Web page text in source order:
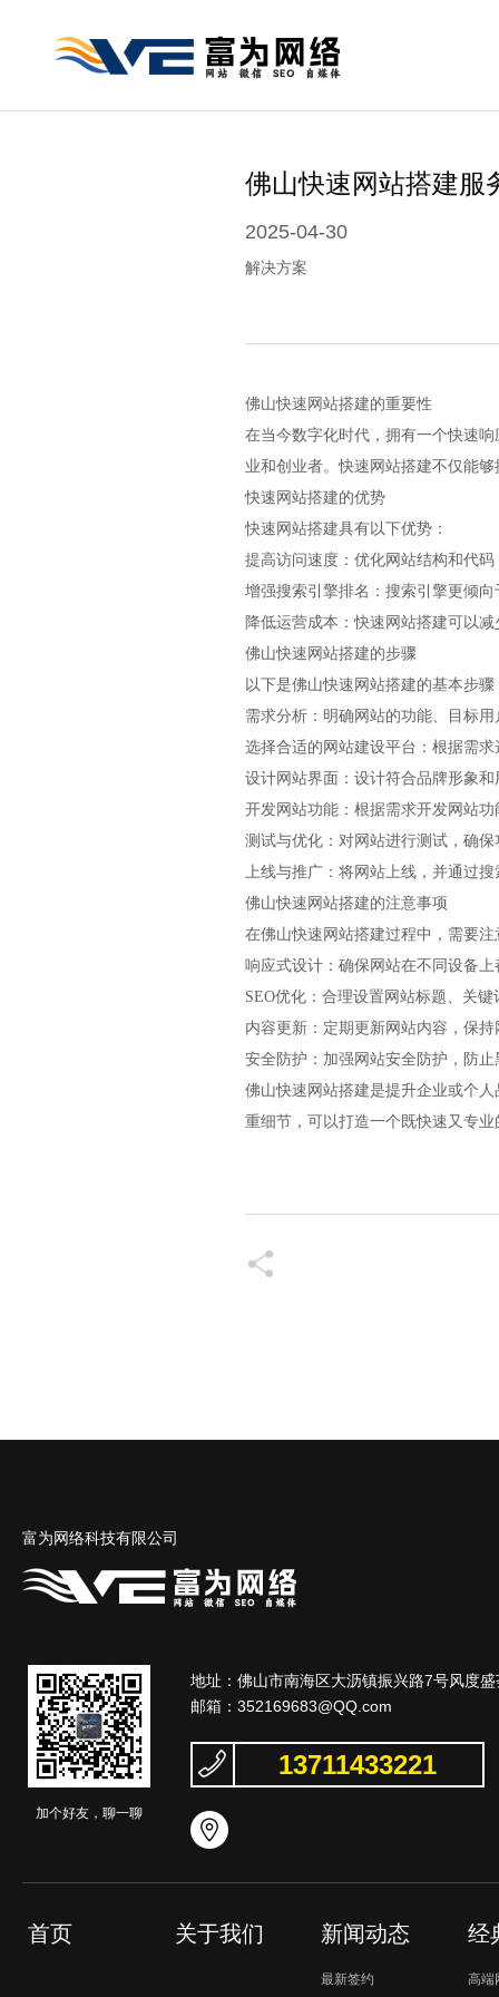
佛山快速网站搭建服
2025-04-30
解决方案
佛山快速网站搭建的重要性
在当今数字化时代，拥有一个快速
业和创业者。快速网站搭建不仅能
快速网站搭建的优势
快速网站搭建具有以下优势：
提高访问速度：优化网站结构和代
增强搜索引擎排名：搜索引擎更倾
降低运营成本：快速网站搭建可以
佛山快速网站搭建的步骤
以下是佛山快速网站搭建的基本步骤
需求分析：明确网站的功能、目标
选择合适的网站建设平台：根据需求
设计网站界面：设计符合品牌形象
开发网站功能：根据需求开发网站
测试与优化：对网站进行测试，确
上线与推广：将网站上线，并通过
佛山快速网站搭建的注意事项
在佛山快速网站搭建过程中，需要
响应式设计：确保网站在不同设备
SEO优化：合理设置网站标题、关
内容更新：定期更新网站内容，保持
安全防护：加强网站安全防护，防
佛山快速网站搭建是提升企业或个
重细节，可以打造一个既快速又专
富为网络科技有限公司
加个好友，聊一聊
地址：佛山市南海区大沥镇振兴路7号风度
邮箱： 352169683@QQ.com
13711433221
首页 关于我们 新闻动态
最新签约
经
高端